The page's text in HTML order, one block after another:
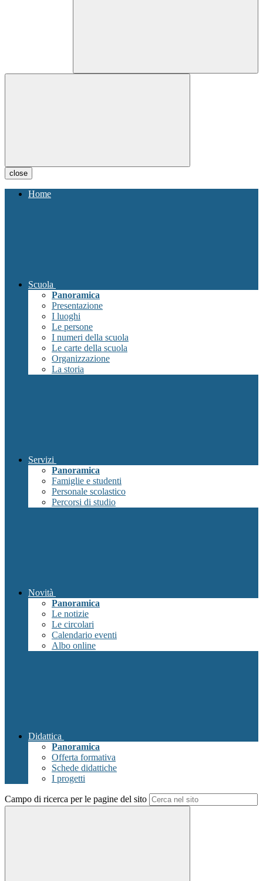
close
Home
Scuola
Panoramica
Presentazione
I luoghi
Le persone
I numeri della scuola
Le carte della scuola
Organizzazione
La storia
Servizi
Panoramica
Famiglie e studenti
Personale scolastico
Percorsi di studio
Novità
Panoramica
Le notizie
Le circolari
Calendario eventi
Albo online
Didattica
Panoramica
Offerta formativa
Schede didattiche
I progetti
Campo di ricerca per le pagine del sito